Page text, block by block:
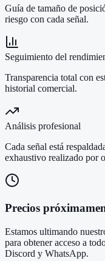
Guía de tamaño de
riesgo con cada señal.
Seguimiento del
Transparencia total con
historial comercial.
Análisis profesional
Cada señal está
exhaustivo realizado por
Precios
Estamos ultimando
para obtener acceso a
Discord y WhatsApp.